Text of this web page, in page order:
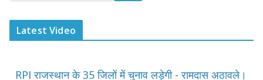
Latest Video
RPI राजस्थान के 35 जिलों में चुनाव लड़ेगी - रामदास अठावले।